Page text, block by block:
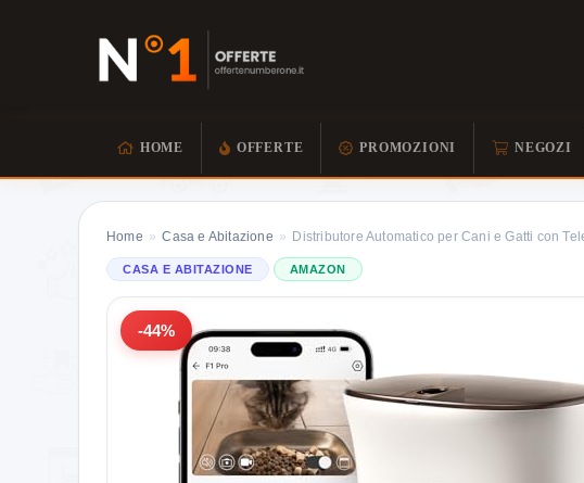
HOME OFFERTE PROMOZIONI NEGOZI
Home » Casa e Abitazione » Distributore Automatico per Cani e Gatti con
CASA E ABITAZIONE AMAZON
-44%